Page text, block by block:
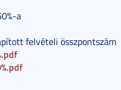
a
felvételi összpontszám